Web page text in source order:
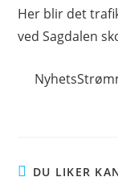
Her blir det
ved Sagdalen
DU LIKER